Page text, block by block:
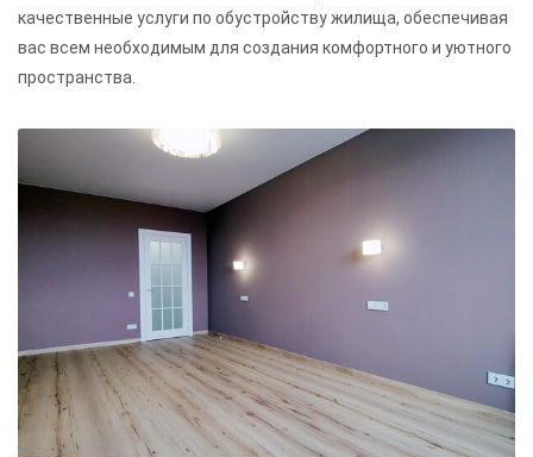
качественные услуги по обустройству жилища, обеспечивая
вас всем необходимым для создания комфортного и уютного
пространства.